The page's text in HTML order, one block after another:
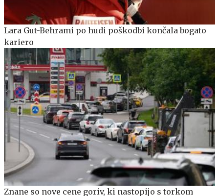
Lara Gut-Behrami po hudi poškodbi končala bogato
kariero
Znane so nove cene goriv, ki nastopijo s torkom